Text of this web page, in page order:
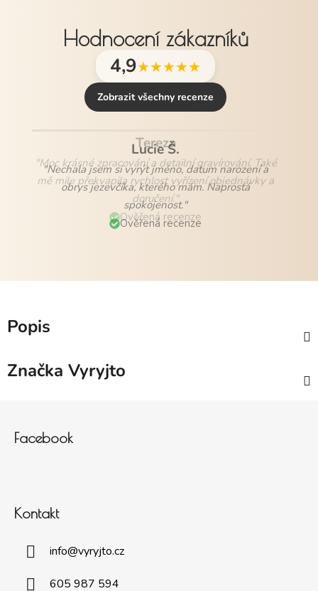
Hodnocení zákazníků
4,9★★★★★
Zobrazit všechny recenze
Lucie Š.
"Nechala jsem si vyrýt jméno, datum narození a
obrys jezevčíka, kterého mám. Naprostá
spokojenost."
Ověřená recenze
Popis
Značka Vyryjto
Facebook
Kontakt
info@vyryjto.cz
605 987 594